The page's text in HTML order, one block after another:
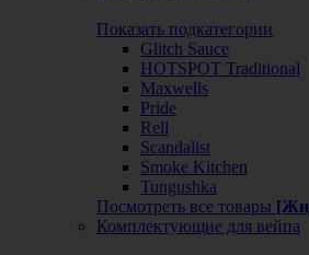
Показать подкатегории
Glitch Sauce
HOTSPOT Traditional
Maxwells
Pride
Rell
Scandalist
Smoke Kitchen
Tungushka
Посмотреть все товары
Комплектующие для вейпа